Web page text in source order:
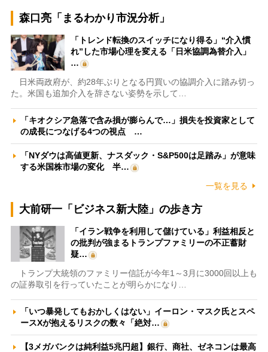
森口亮「まるわかり市況分析」
「トレンド転換のスイッチになり得る」“介入慣
れ”した市場心理を変える「日米協調為替介入」
…
日米両政府が、約28年ぶりとなる円買いの協調介入に踏み切っ
た。米国も追加介入を辞さない姿勢を示して…
「キオクシア急落で含み損が膨らんで…」損失を投資家として
の成長につなげる4つの視点 …
「NYダウは高値更新、ナスダック・S&P500は足踏み」が意味
する米国株市場の変化 半…
一覧を見る
大前研一「ビジネス新大陸」の歩き方
「イラン戦争を利用して儲けている」利益相反と
の批判が強まるトランプファミリーの不正蓄財
疑…
トランプ大統領のファミリー信託が今年1～3月に3000回以上も
の証券取引を行っていたことが明らかになり…
「いつ暴発してもおかしくはない」イーロン・マスク氏とスペ
ースXが抱えるリスクの数々「絶対…
【3メガバンクは純利益5兆円超】銀行、商社、ゼネコンは最高